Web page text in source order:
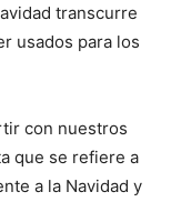
transcurre
usados para los
con nuestros
que se refiere a
a la Navidad y